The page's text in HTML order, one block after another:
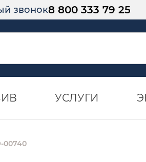
звонок8 800 333 79 25
УСЛУГИ
00740